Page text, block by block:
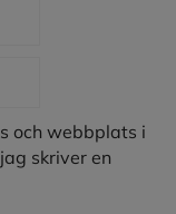
och webbplats i
skriver en